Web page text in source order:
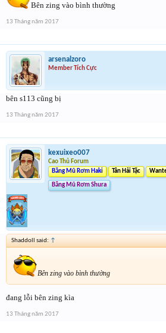
Bên zing vào bình thường
13 Tháng năm 2017
arsenalzoro
Member Tích Cực
bên s113 cũng bị
13 Tháng năm 2017
kexuixeo007
Cao Thủ Forum
Băng Mũ Rơm Haki
Tân Hải Tặc
Băng Mũ Rơm Shura
Shaddoll said: ↑
Bên zing vào bình thường
đang lỗi bên zing kìa
13 Tháng năm 2017